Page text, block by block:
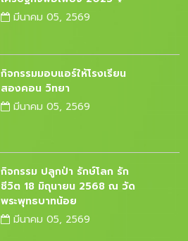
มีนาคม 05, 2569
กิจกรรมมอบแอร์ให้โรงเรียน
สองคอน วิทยา
มีนาคม 05, 2569
กิจกรรม ปลูกป่า รักษ์โลก รัก
ชีวิต 18 มิถุนายน 2568 ณ วัด
พระพุทธบาทน้อย
มีนาคม 05, 2569